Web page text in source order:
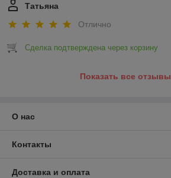
Татьяна
Отлично
Сделка подтверждена через корзину
Показать все отзывы
О нас
Контакты
Доставка и оплата